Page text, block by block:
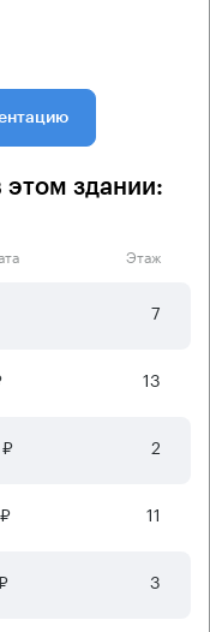
здании:
Этаж
7
13
2
11
3